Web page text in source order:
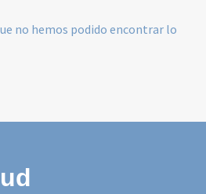
no hemos podido encontrar lo